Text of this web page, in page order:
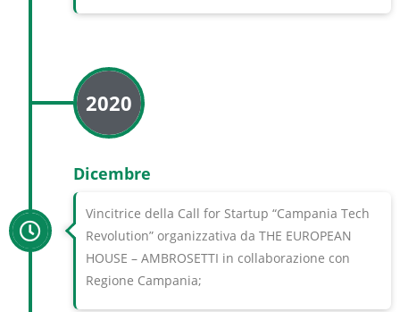
2020
Dicembre
Vincitrice della Call for Startup “Campania Tech
Revolution” organizzativa da THE EUROPEAN
HOUSE – AMBROSETTI in collaborazione con
Regione Campania;